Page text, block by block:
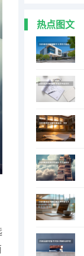
热点图文